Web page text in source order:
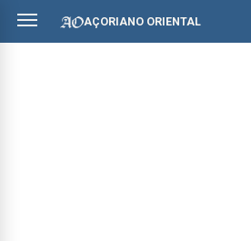
AÇORIANO ORIENTAL